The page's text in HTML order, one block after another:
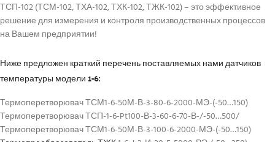
ТСП-102 (ТСМ-102, ТХА-102, ТХК-102, ТЖК-102) – это эффективное
решение для измерения и контроля производственных процессов
на Вашем предприятии!
Ниже предложен краткий перечень поставляемых нами датчиков
температуры модели 1-6:
Термоперетворювач ТСМ1-6-50М-В-3-80-6-2000-МЭ-(-50…150)
Термоперетворювач ТСП-1-6-Pt100-В-3-60-6-70-В-/-50…500/
Термоперетворювач ТСМ1-6-50М-В-3-100-6-2000-МЭ-(-50…150)